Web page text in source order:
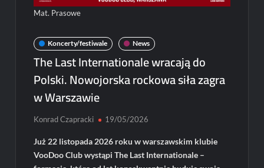
Mat. Prasowe
Koncerty/festiwale News
The Last Internationale wracają do
Polski. Nowojorska rockowa siła zagra
w Warszawie
Konrad Czapracki 19/05/2026
Już 22 listopada 2026 roku w warszawskim klubie
VooDoo Club wystąpi The Last Internationale –